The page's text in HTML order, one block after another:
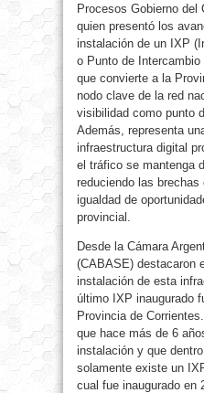
Procesos Gobierno del
quien presentó los
instalación de un IXP
o Punto de Intercambio
que convierte a la
nodo clave de la red
visibilidad como punto
Además, representa
infraestructura digital
el tráfico se mantenga
reduciendo las
igualdad de
provincial.
Desde la Cámara
(CABASE) destacaron
instalación de esta
último IXP inaugurado
Provincia de
que hace más de 6
instalación y que
solamente existe un
cual fue inaugurado en